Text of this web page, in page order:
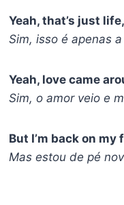
Yeah, that’s just
Sim, isso é apenas
Yeah, love came
Sim, o amor veio e
But I’m back on my
Mas estou de pé